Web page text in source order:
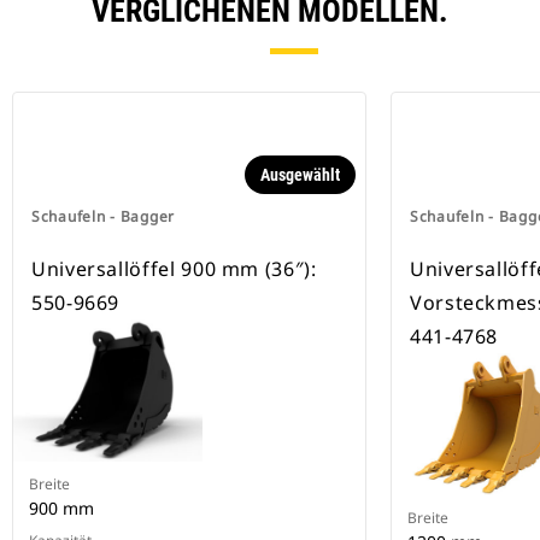
Sicherung der Anbaugeräte.
Spezielle CW-Schnellwechsler sind
erhältlich.
VERGLICHENEN MODELLEN.
Schaufeln - Bagger
Ausgewählt
Universallöffel 900 mm (36″):
550-9669
Breite
900 mm
Schaufeln -
441-4768
Breite